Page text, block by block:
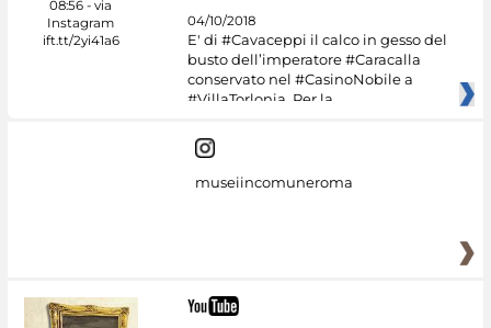
04/10/2018
E' di #Cavaceppi il calco in gesso del
busto dell’imperatore #Caracalla
conservato nel #CasinoNobile a
#VillaTorlonia. Per la
museiincomuneroma